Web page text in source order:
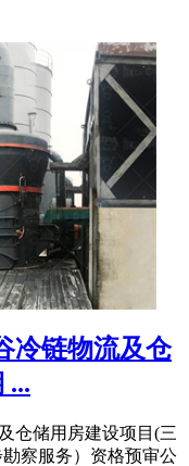
冷链物流及仓
...
仓储用房建设项目(三
察服务）资格预审公